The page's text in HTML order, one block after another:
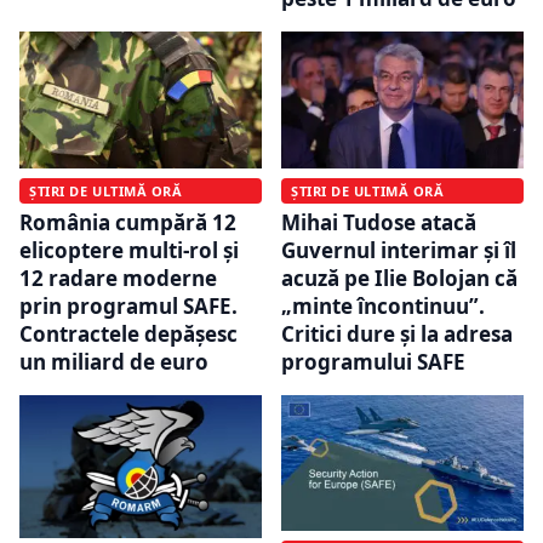
ȘTIRI DE ULTIMĂ ORĂ
România cumpără 12
elicoptere multi-rol și
12 radare moderne
prin programul SAFE.
Contractele depășesc
un miliard de euro
ȘTIRI DE ULTIMĂ ORĂ
Mihai Tudose atacă
Guvernul interimar și îl
acuză pe Ilie Bolojan că
„minte încontinuu”.
Critici dure și la adresa
programului SAFE